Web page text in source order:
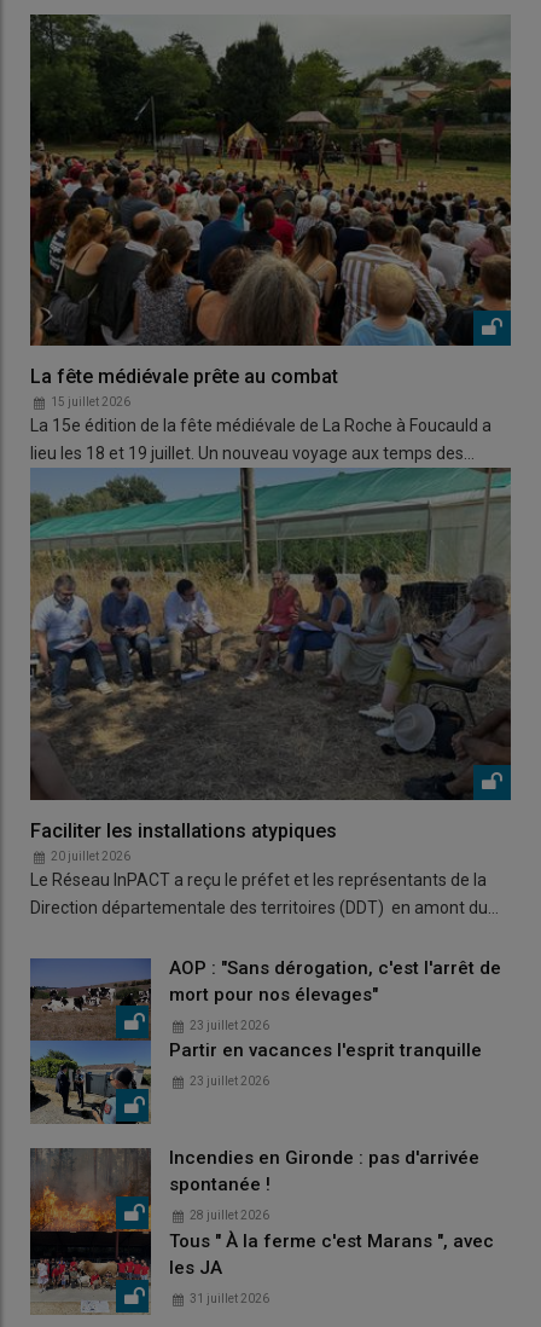
La fête médiévale prête au combat
15 juillet 2026
La 15e édition de la fête médiévale de La Roche à Foucauld a
lieu les 18 et 19 juillet. Un nouveau voyage aux temps des…
Faciliter les installations atypiques
20 juillet 2026
Le Réseau InPACT a reçu le préfet et les représentants de la
Direction départementale des territoires (DDT) en amont du…
AOP : "Sans dérogation, c'est l'arrêt de
mort pour nos élevages"
23 juillet 2026
Partir en vacances l'esprit tranquille
23 juillet 2026
Incendies en Gironde : pas d'arrivée
spontanée !
28 juillet 2026
Tous " À la ferme c'est Marans ", avec
les JA
31 juillet 2026